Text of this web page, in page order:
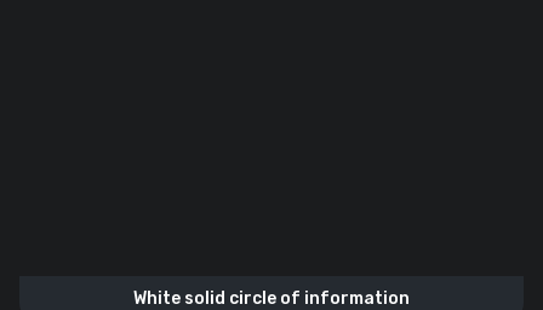
White solid circle of information